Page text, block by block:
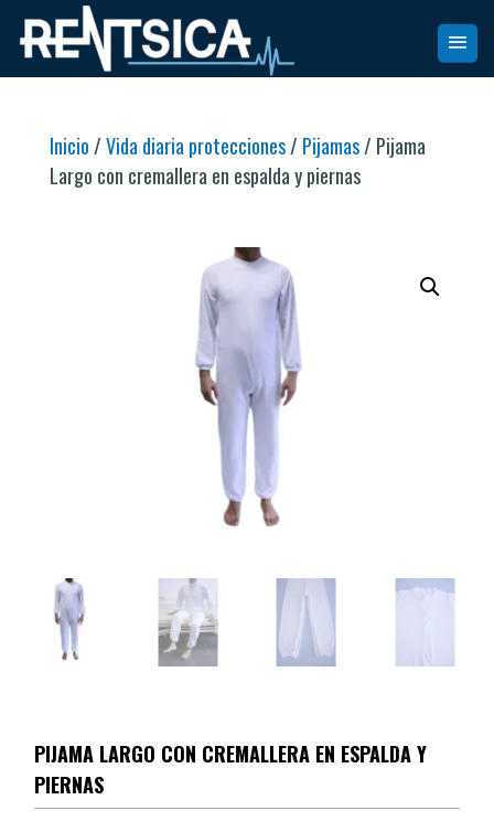
Inicio /Vida diaria protecciones/ Pijamas/ Pijama
Largo con cremallera en espalda y piernas
PIJAMA LARGO CON CREMALLERA EN ESPALDA Y
PIERNAS